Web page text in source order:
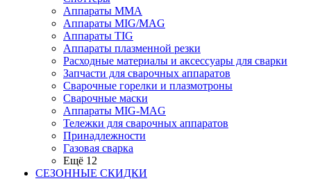
Аппараты MMA
Аппараты MIG/MAG
Аппараты TIG
Аппараты плазменной резки
Расходные материалы и аксессуары для сварки
Запчасти для сварочных аппаратов
Сварочные горелки и плазмотроны
Сварочные маски
Аппараты MIG-MAG
Тележки для сварочных аппаратов
Принадлежности
Газовая сварка
Ещё 12
СЕЗОННЫЕ СКИДКИ